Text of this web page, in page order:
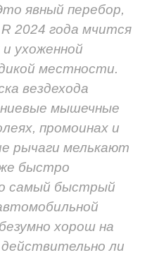
явный перебор,
2024 года мчится
ухоженной
местности.
вездехода
мышечные
промоинах и
рычаги мелькают
быстро
самый быстрый
хорош на
ли